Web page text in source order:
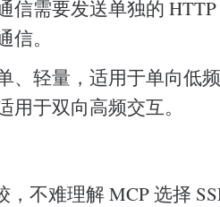
信需要发送单独的
信。
、轻量，适用于单向低
用于双向高频交互。
不难理解 MCP 选择